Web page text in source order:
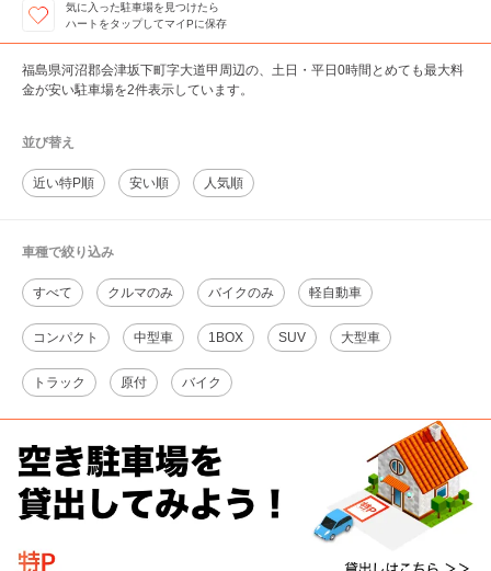
気に入った駐車場を見つけたら
ハートをタップしてマイPに保存
福島県河沼郡会津坂下町字大道甲周辺の、土日・平日0時間とめても最大料
金が安い駐車場を2件表示しています。
並び替え
近い特P順 安い順 人気順
車種で絞り込み
すべて クルマのみ バイクのみ 軽自動車
コンパクト 中型車 1BOX SUV 大型車
トラック 原付 バイク